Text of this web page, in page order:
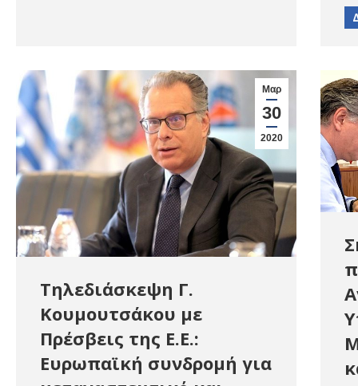
Μαρ
30
2020
Τηλεδιάσκεψη Γ.
Κουμουτσάκου με
Πρέσβεις της Ε.Ε.:
Ευρωπαϊκή συνδρομή για